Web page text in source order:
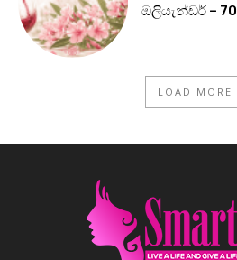
ඔලියැන්ඩර් – 70
LOAD MORE